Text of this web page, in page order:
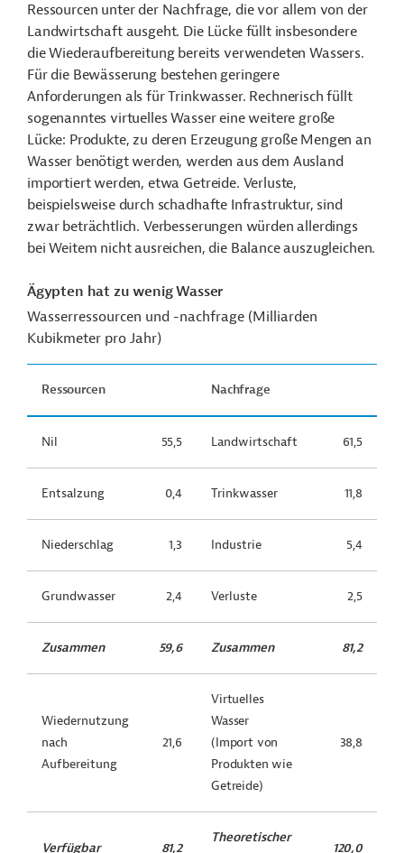
Ressourcen unter der Nachfrage, die vor allem von der
Landwirtschaft ausgeht. Die Lücke füllt insbesondere
die Wiederaufbereitung bereits verwendeten Wassers.
Für die Bewässerung bestehen geringere
Anforderungen als für Trinkwasser. Rechnerisch füllt
sogenanntes virtuelles Wasser eine weitere große
Lücke: Produkte, zu deren Erzeugung große Mengen an
Wasser benötigt werden, werden aus dem Ausland
importiert werden, etwa Getreide. Verluste,
beispielsweise durch schadhafte Infrastruktur, sind
zwar beträchtlich. Verbesserungen würden allerdings
bei Weitem nicht ausreichen, die Balance auszugleichen.
Ägypten hat zu wenig Wasser
Wasserressourcen und -nachfrage (Milliarden
Kubikmeter pro Jahr)
Ressourcen Nachfrage
Nil 55,5 Landwirtschaft 61,5
Entsalzung 0,4 Trinkwasser 11,8
Niederschlag 1,3 Industrie 5,4
Grundwasser 2,4 Verluste 2,5
Zusammen 59,6 Zusammen 81,2
Wiedernutzung
nach
Aufbereitung
21,6
Virtuelles
Wasser
(Import von
Produkten wie
Getreide)
38,8
Verfügbar 81,2
Theoretischer
120,0